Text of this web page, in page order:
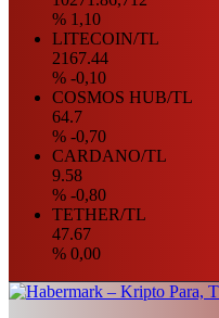
% 1,10
LITECOIN/TL
2167.44
% -0,10
COSMOS HUB/TL
64.7
% -0,70
CARDANO/TL
9.58
% -0,80
TETHER/TL
47.67
% 0,00